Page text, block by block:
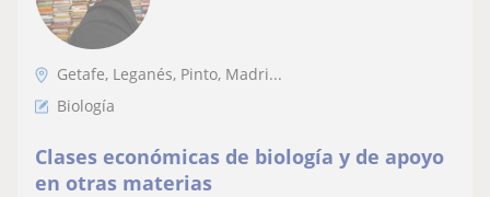
Getafe, Leganés, Pinto, Madri...
Biología
Clases económicas de biología y de apoyo
en otras materias